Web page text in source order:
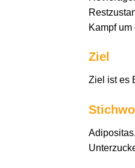
Kampf
Ziel
Ziel ist es